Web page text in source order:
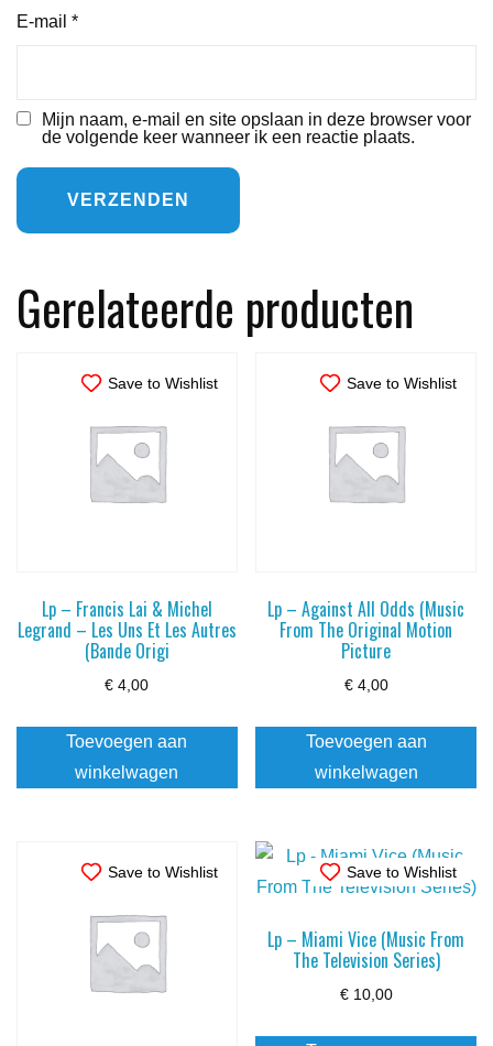
E-mail *
Mijn naam, e-mail en site opslaan in deze browser voor
de volgende keer wanneer ik een reactie plaats.
Gerelateerde producten
Save to Wishlist
Lp – Francis Lai & Michel
Legrand – Les Uns Et Les Autres
(Bande Origi
€ 4,00
Toevoegen aan
winkelwagen
Save to Wishlist
Lp – Against All Odds (Music
From The Original Motion
Picture
€4,00
Toevoegen aan
winkelwagen
Save to Wishlist Save to Wishlist
Lp – Miami Vice (Music From
The Television Series)
€10,00